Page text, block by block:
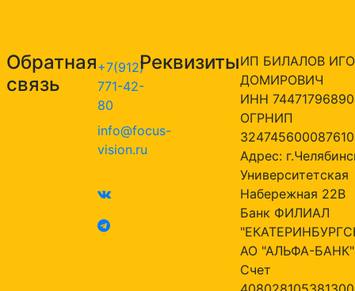
Обратная
связь
+7(912)
771-42-
80
info@focus-
vision.ru
РеквизитыИП БИЛАЛОВ
ДОМИРОВИЧ
ИНН
ОГРНИП
324745600087610
Адрес:
Университетская
Набережная 22В
Банк ФИЛИАЛ
АО "АЛЬФА-БАНК"
Счет